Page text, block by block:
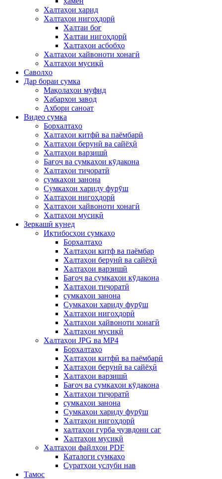
Халтаҳои харид
Халтаҳои нигоҳдорӣ
Халтаи боғ
Халтаи нигоҳдорӣ
Халтаҳои асбобҳо
Халтаҳои ҳайвоноти хонагӣ
Халтаҳои мусиқӣ
Саволҳо
Дар бораи сумка
Мақолаҳои муфид
Хабархои завод
Ахбори саноат
Видео сумка
Борхалтаҳо
Халтаҳои китфӣ ва паёмбарӣ
Халтаҳои берунӣ ва сайёҳӣ
Халтаҳои варзишӣ
Бағоҷ ва сумкаҳои кӯдакона
Халтаҳои тиҷоратӣ
сумкаҳои занона
Сумкаҳои хариду фурӯш
Халтаҳои нигоҳдорӣ
Халтаҳои ҳайвоноти хонагӣ
Халтаҳои мусиқӣ
Зеркашӣ кунед
Иқтибосҳои сумкаҳо
Борхалтаҳо
Халтаҳои китф ва паёмбар
Халтаҳои берунӣ ва сайёҳӣ
Халтаҳои варзишӣ
Бағоҷ ва сумкаҳои кӯдакона
Халтаҳои тиҷоратӣ
сумкаҳои занона
Сумкаҳои хариду фурӯш
Халтаҳои нигоҳдорӣ
Халтаҳои ҳайвоноти хонагӣ
Халтаҳои мусиқӣ
Халтаҳои JPG ва MP4
Борхалтаҳо
Халтаҳои китфӣ ва паёмбарӣ
Халтаҳои берунӣ ва сайёҳӣ
Халтаҳои варзишӣ
Бағоҷ ва сумкаҳои кӯдакона
Халтаҳои тиҷоратӣ
сумкаҳои занона
Сумкаҳои хариду фурӯш
Халтаҳои нигоҳдорӣ
халтаҳои гурба ҷузвдони саг
Халтаҳои мусиқӣ
Халтаҳои файлҳои PDF
Каталоги сумкаҳо
Суратҳои услуби нав
Тамос